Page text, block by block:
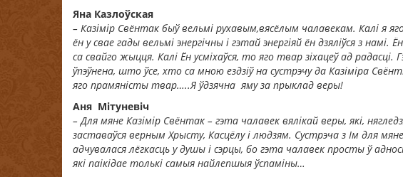
Яна Казлоўская
– Казімір Свёнтак быў вельмі рухавым,вясёлым чалавекам. Калі я
ён у свае гады вельмі энергічны і гэтай энергіяй ён дзяліўся з
са свайго жыцця. Калі Ён усміхаўся, то яго твар зіхацеў ад
ўпэўнена, што ўсе, хто са мною ездзіў на сустрэчу да Казіміра
яго прамяністы твар…..Я ўдзячна яму за прыклад веры!
Аня Мітуневіч
– Для мяне Казімір Свёнтак – гэта чалавек вялікай веры, які,
заставаўся верным Хрысту, Касцёлу і людзям. Сустрэча з Ім для
адчувалася лёгкасць у душы і сэрцы, бо гэта чалавек просты ў
які паікідае толькі самыя найлепшыя ўспаміны…